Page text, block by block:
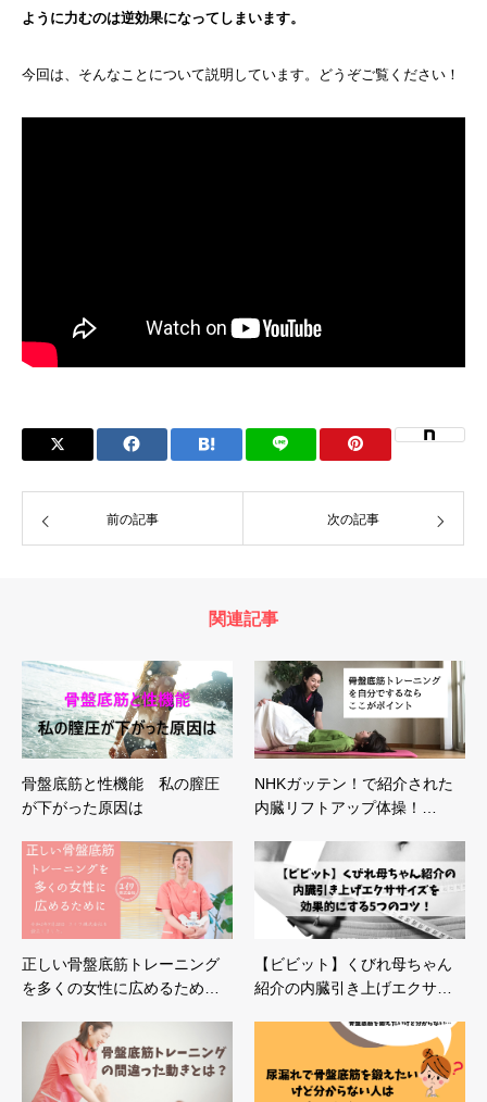
ように力むのは逆効果になってしまいます。
今回は、そんなことについて説明しています。どうぞご覧ください！
前の記事 次の記事
関連記事
骨盤底筋と性機能 私の膣圧
が下がった原因は
NHKガッテン！で紹介された
内臓リフトアップ体操！…
正しい骨盤底筋トレーニング
を多くの女性に広めるため…
【ビビット】くびれ母ちゃん
紹介の内臓引き上げエクサ…